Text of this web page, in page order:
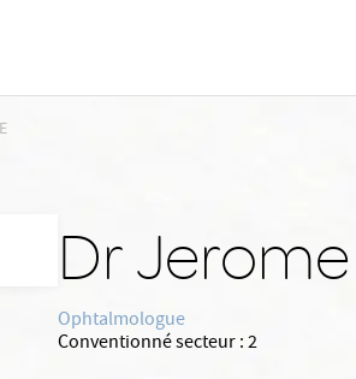
Dr
Ophtalmologue
Conventionné secteur :2